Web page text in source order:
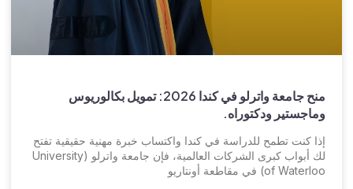
منح جامعة واترلو في كندا 2026: تمويل بكالوريوس
وماجستير ودكتوراه.
إذا كنت تطمح للدراسة في كندا واكتساب خبرة مهنية حقيقية تفتح
لك أبواب كبرى الشركات العالمية، فإن جامعة واترلو (University
of Waterloo) في مقاطعة أونتاريو